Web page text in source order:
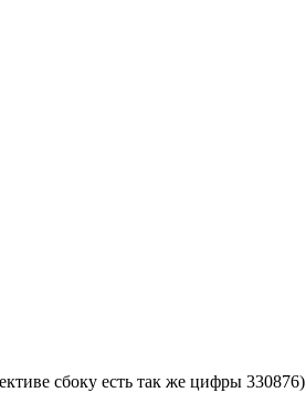
сбоку есть так же цифры 330876)